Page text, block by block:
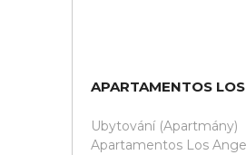
APARTAMENTOS
Ubytování (Apartmány)
Apartamentos Los